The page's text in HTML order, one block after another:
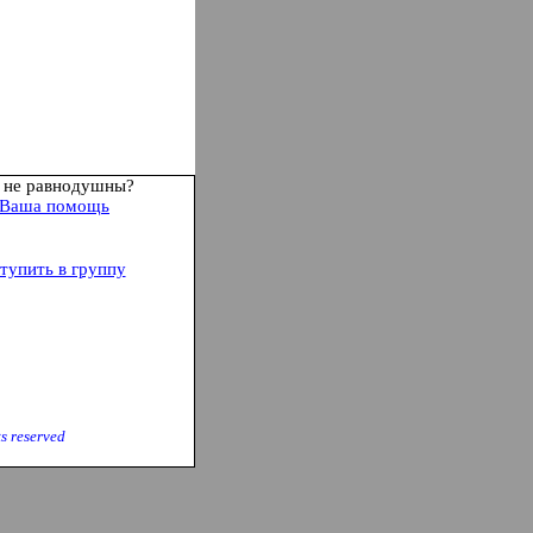
равнодушны?
Ваша помощь
в группу
reserved